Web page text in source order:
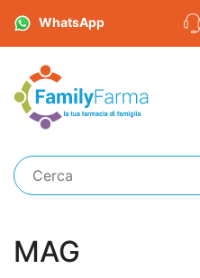
WhatsApp
MAG